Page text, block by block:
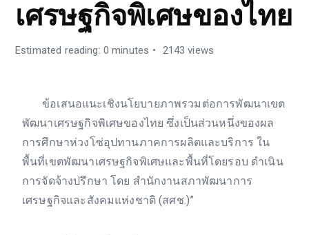
เศรษฐกิจพิเศษของไทย
Estimated reading: 0 minutes 2143 views
ข้อเสนอแนะเชิงนโยบายภาพรวมต่อการพัฒนาเขต
พัฒนาเศรษฐกิจพิเศษของไทย ซึ่งเป็นส่วนหนึ่งของผล
การศึกษาห่วงโซ่อุปทานภาคการผลิตและบริการ ใน
พื้นที่เขตพัฒนาเศรษฐกิจพิเศษและพื้นที่โดยรอบ ดำเนิน
การจัดจ้างปรึกษา โดย สำนักงานสภาพัฒนาการ
เศรษฐกิจและสังคมแห่งชาติ (สศช.)”